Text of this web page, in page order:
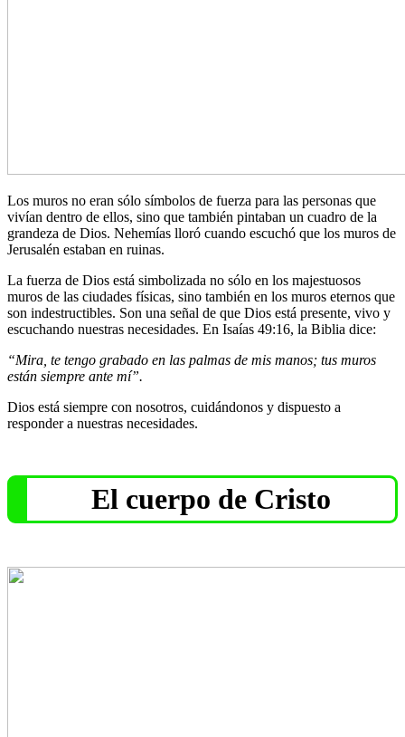
Los muros no eran sólo símbolos de fuerza para las personas que
vivían dentro de ellos, sino que también pintaban un cuadro de la
grandeza de Dios. Nehemías lloró cuando escuchó que los muros de
Jerusalén estaban en ruinas.
La fuerza de Dios está simbolizada no sólo en los majestuosos
muros de las ciudades físicas, sino también en los muros eternos que
son indestructibles. Son una señal de que Dios está presente, vivo y
escuchando nuestras necesidades. En Isaías 49:16, la Biblia dice:
“Mira, te tengo grabado en las palmas de mis manos; tus muros
están siempre ante mí”.
Dios está siempre con nosotros, cuidándonos y dispuesto a
responder a nuestras necesidades.
El cuerpo de Cristo